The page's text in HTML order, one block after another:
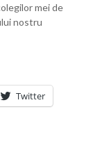
mei de
nostru
Twitter